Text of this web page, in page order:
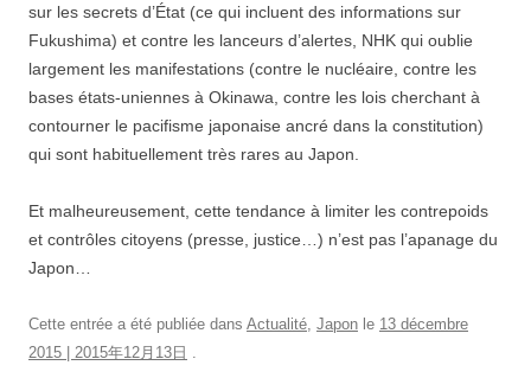
sur les secrets d’État (ce qui incluent des informations sur
Fukushima) et contre les lanceurs d’alertes, NHK qui oublie
largement les manifestations (contre le nucléaire, contre les
bases états-uniennes à Okinawa, contre les lois cherchant à
contourner le pacifisme japonaise ancré dans la constitution)
qui sont habituellement très rares au Japon.
Et malheureusement, cette tendance à limiter les contrepoids
et contrôles citoyens (presse, justice…) n’est pas l’apanage du
Japon…
Cette entrée a été publiée dans Actualité Japon le 13 décembre
2015 | 2015年12月13日